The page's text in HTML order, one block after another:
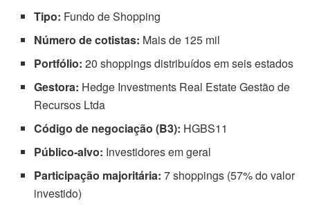
Tipo: Fundo de Shopping
Número de cotistas: Mais de 125 mil
Portfólio: 20 shoppings distribuídos em seis estados
Gestora: Hedge Investments Real Estate Gestão de
Recursos Ltda
Código de negociação (B3): HGBS11
Público-alvo: Investidores em geral
Participação majoritária: 7 shoppings (57% do valor
investido)